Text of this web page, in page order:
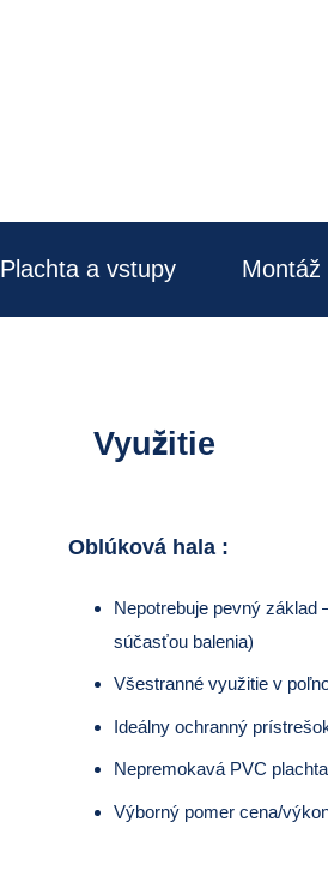
Plachta a vstupy Montáž
Využitie
Oblúková hala :
Nepotrebuje pevný
súčasťou balenia)
Všestranné využitie v
Ideálny ochranný
Nepremokavá PVC
Výborný pomer cena/